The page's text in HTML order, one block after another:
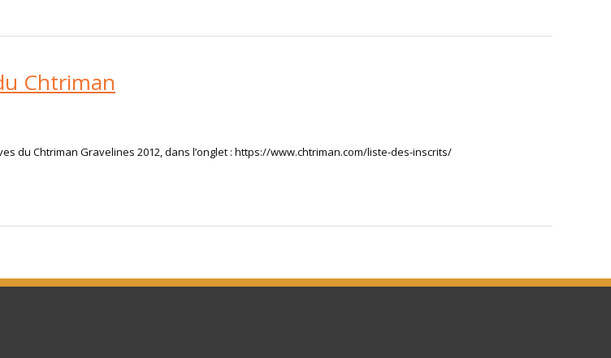
Chtriman
du Chtriman Gravelines 2012, dans l’onglet : https://www.chtriman.com/liste-des-inscrits/